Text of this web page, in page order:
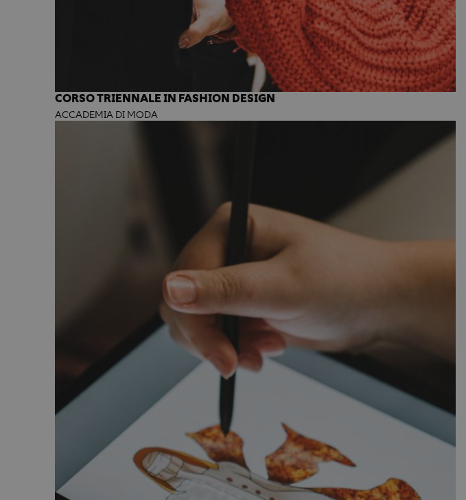
CORSO TRIENNALE IN FASHION DESIGN
ACCADEMIA DI MODA